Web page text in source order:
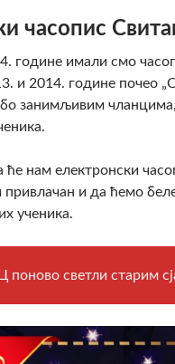
часопис
године имали смо
и 2014. године почео
занимљивим
ће нам електронски
и да ћемо
ученика.
светли старим